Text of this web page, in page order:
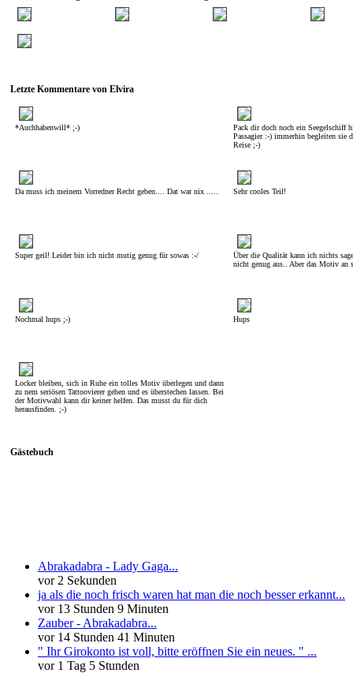
Letzte Kommentare von Elvira
*Auchhabenwill* ;-)
Pack dir doch noch ein Seegelschiff
Passagier :-) immerhin begleiten sie
Reise ;-)
Da muss ich meinem Vorredner Recht geben.... Dat war nix ..... Sehr cooles Teil!
Super geil! Leider bin ich nicht mutig genug für sowas :-/
Über die Qualität kann ich nichts
nicht genug aus.. Aber das Motiv an
Nochmal hups ;-) Hups
Locker bleiben, sich in Ruhe ein tolles Motiv überlegen und dann
zu nem seriösen Tattoovierer gehen und es überstechen lassen. Bei
der Motivwahl kann dir keiner helfen. Das musst du für dich
herausfinden. ;-)
Gästebuch
Abrakadabra - Lady Gaga...
vor 2 Sekunden
ja als die noch frisch waren hat man die noch besser erkannt...
vor 13 Stunden 9 Minuten
Zauber - Abrakadabra...
vor 14 Stunden 41 Minuten
" Ihr Girokonto ist voll, bitte eröffnen Sie ein neues. " ...
vor 1 Tag 5 Stunden